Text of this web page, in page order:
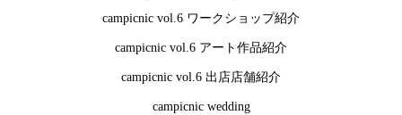
campicnic vol.6 ワークショップ紹介
campicnic vol.6 アート作品紹介
campicnic vol.6 出店店舗紹介
campicnic wedding